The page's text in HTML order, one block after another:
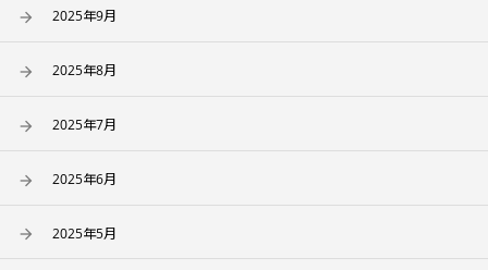
2025年9月
2025年8月
2025年7月
2025年6月
2025年5月